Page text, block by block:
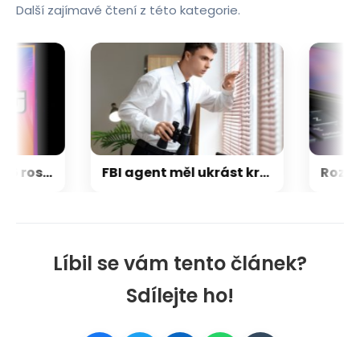
Líbil se vám tento článek?
Sdílejte ho!
Další zajímavé čtení z této kategorie.
Napětí kolem GTA 6 roste. Srpen může přinést třetí trailer i první gameplay FBI agent měl ukrást kryptoměny za milion dolarů. Usvědčil ho ChatGPT